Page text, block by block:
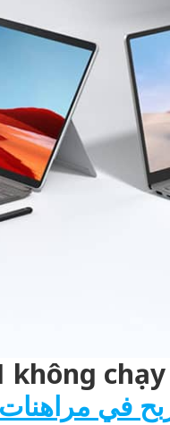
không
في